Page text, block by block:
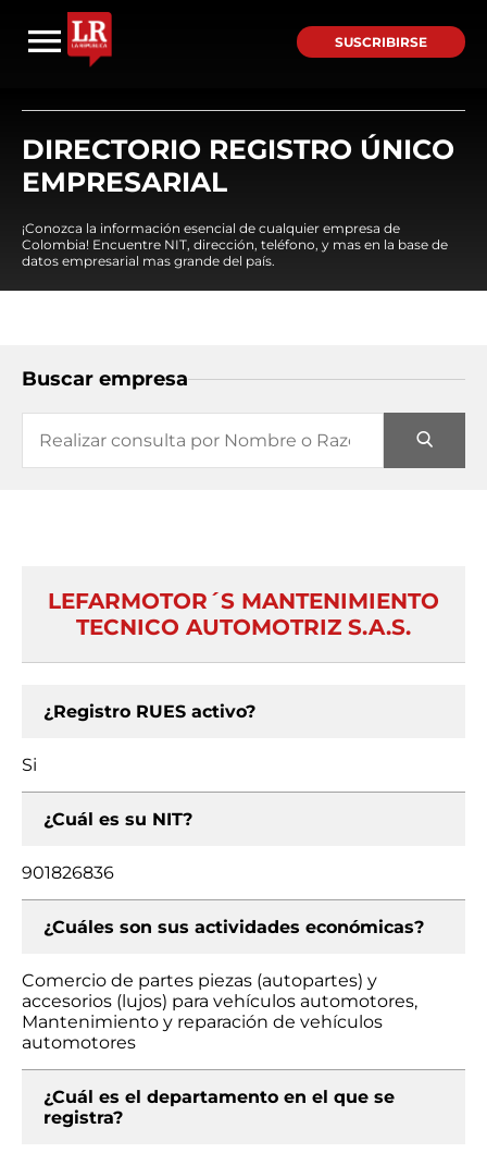
SUSCRIBIRSE
DIRECTORIO REGISTRO ÚNICO
EMPRESARIAL
¡Conozca la información esencial de cualquier empresa de
Colombia! Encuentre NIT, dirección, teléfono, y mas en la base de
datos empresarial mas grande del país.
Buscar empresa
LEFARMOTOR´S MANTENIMIENTO
TECNICO AUTOMOTRIZ S.A.S.
¿Registro RUES activo?
Si
¿Cuál es su NIT?
901826836
¿Cuáles son sus actividades económicas?
Comercio de partes piezas (autopartes) y
accesorios (lujos) para vehículos automotores,
Mantenimiento y reparación de vehículos
automotores
¿Cuál es el departamento en el que se
registra?